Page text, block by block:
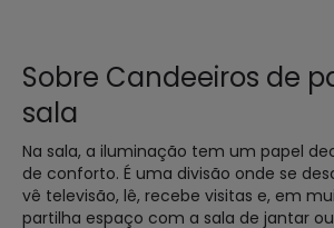
Sobre Candeeiros de
sala
Na sala, a iluminação tem um papel
de conforto. É uma divisão onde se
vê televisão, lê, recebe visitas e, em
partilha espaço com a sala de jantar